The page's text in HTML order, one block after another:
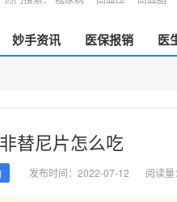
妙手资讯 医保报销 医
替尼片怎么吃
发布时间：2022-07-12 阅读